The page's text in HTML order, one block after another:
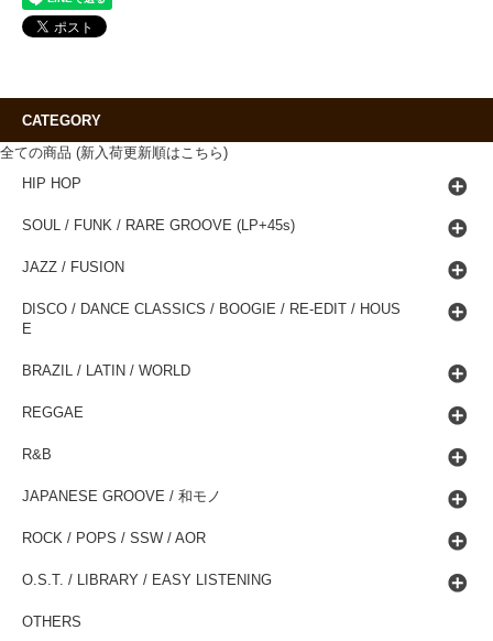
CATEGORY
全ての商品 (新入荷更新順はこちら)
HIP HOP
SOUL / FUNK / RARE GROOVE (LP+45s)
JAZZ / FUSION
DISCO / DANCE CLASSICS / BOOGIE / RE-EDIT / HOUS
E
BRAZIL / LATIN / WORLD
REGGAE
R&B
JAPANESE GROOVE / 和モノ
ROCK / POPS / SSW / AOR
O.S.T. / LIBRARY / EASY LISTENING
OTHERS